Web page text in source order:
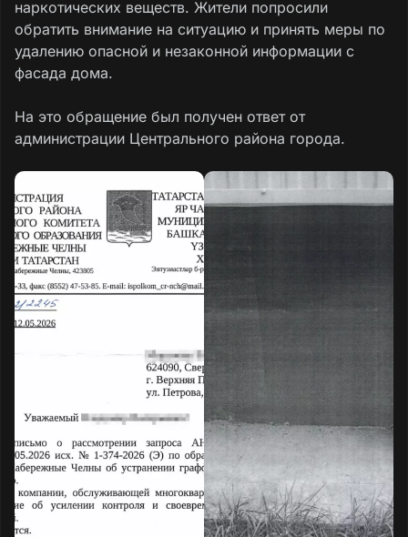
наркотических веществ. Жители попросили
обратить внимание на ситуацию и принять меры по
удалению опасной и незаконной информации с
фасада дома.
На это обращение был получен ответ от
администрации Центрального района города.